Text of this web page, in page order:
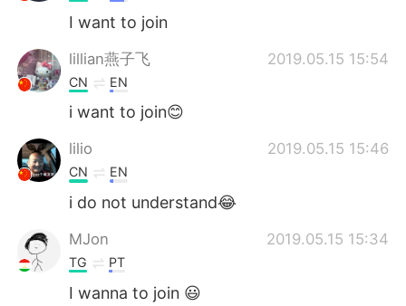
I want to join
lillian燕子飞 2019.05.15 15:54
CN EN
i want to join😊
lilio 2019.05.15 15:46
CN EN
i do not understand😂
MJon 2019.05.15 15:34
TG PT
I wanna to join 😃